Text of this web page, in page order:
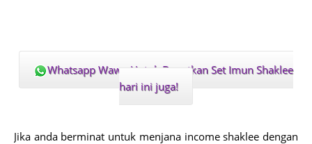
Whatsapp Wawa Untuk Dapatkan Set Imun Shaklee
hari ini juga!
Jika anda berminat untuk menjana income shaklee dengan